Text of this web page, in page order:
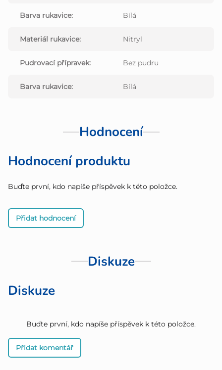
Barva rukavice: Bílá
Materiál rukavice: Nitryl
Pudrovací přípravek: Bez pudru
Barva rukavice: Bílá
Hodnocení
Hodnocení produktu
Buďte první, kdo napíše příspěvek k této položce.
Přidat hodnocení
Diskuze
Diskuze
Buďte první, kdo napíše příspěvek k této položce.
Přidat komentář